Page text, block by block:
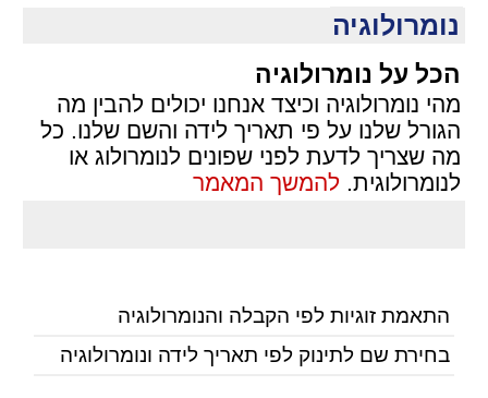
נומרולוגיה
הכל על נומרולוגיה
מהי נומרולוגיה וכיצד אנחנו יכולים להבין מה
הגורל שלנו על פי תאריך לידה והשם שלנו. כל
מה שצריך לדעת לפני שפונים לנומרולוג או
לנומרולוגית. להמשך המאמר
התאמת זוגיות לפי הקבלה והנומרולוגיה
בחירת שם לתינוק לפי תאריך לידה ונומרולוגיה